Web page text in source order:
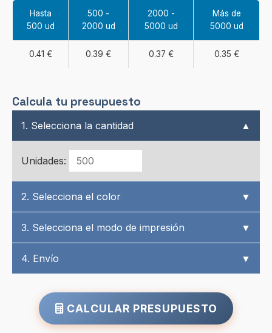
Hasta
500 ud
500 -
2000 ud
2000 -
5000 ud
Más de
5000 ud
0.41 € 0.39 € 0.37 € 0.35 €
Calcula tu presupuesto
1. Selecciona la cantidad ▲
Unidades:
2. Selecciona el color ▼
3. Selecciona el modo de impresión ▼
4. Envío ▼
CALCULAR PRESUPUESTO